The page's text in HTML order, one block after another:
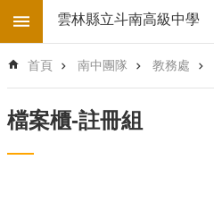
跳到主要內容區塊
階
搜
首
雲林縣立斗南高級中學
首頁 南中團隊 教務處
檔案櫃-註冊組